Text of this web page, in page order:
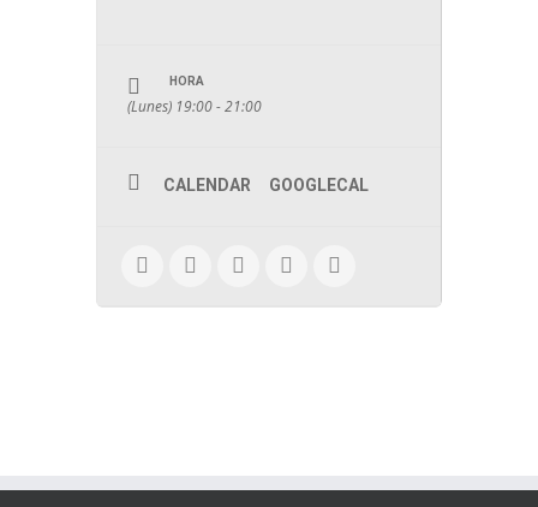
HORA
(Lunes) 19:00 - 21:00
CALENDAR GOOGLECAL